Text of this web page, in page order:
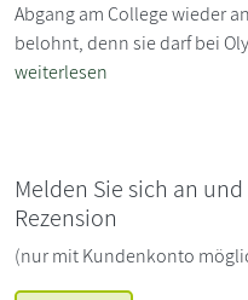
Abgang am College wieder
belohnt, denn sie darf bei
weiterlesen
Melden Sie sich an
Rezension
(nur mit Kundenkonto